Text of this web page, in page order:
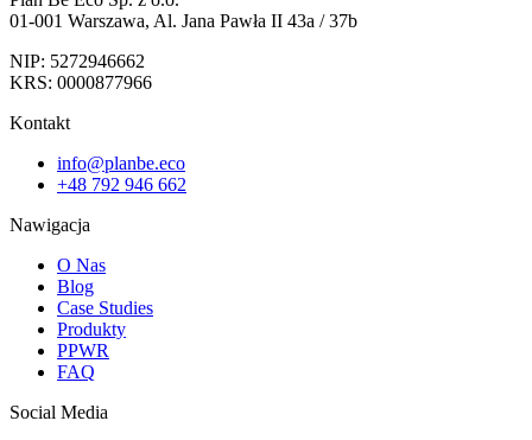
01-001 Warszawa, Al. Jana Pawła II 43a / 37b
NIP: 5272946662
KRS: 0000877966
Kontakt
info@planbe.eco
+48 792 946 662
Nawigacja
O Nas
Blog
Case Studies
Produkty
PPWR
FAQ
Social Media